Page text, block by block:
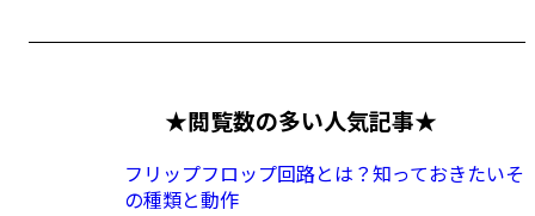
★閲覧数の多い人気記事★
フリップフロップ回路とは？知っておきたいそ
の種類と動作